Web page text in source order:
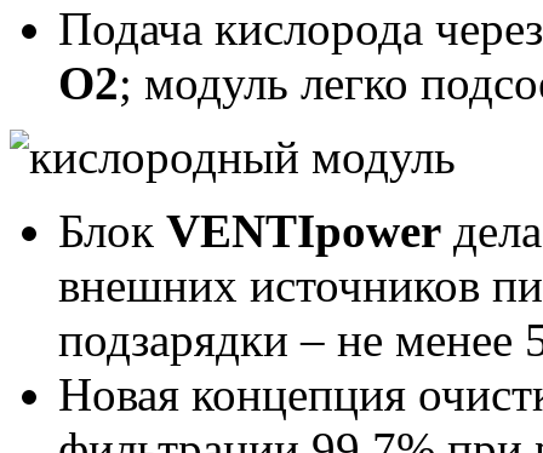
Подача кислорода
O2; модуль легко
Блок VENTIpower
внешних источников
подзарядки – не менее
Новая концепция